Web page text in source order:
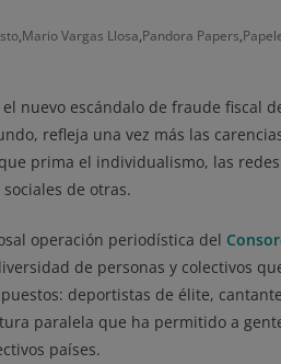
,Mario Vargas Llosa,Pandora Papers,
el nuevo escándalo de fraude fiscal
refleja una vez más las
prima el individualismo, las
de otras.
operación periodística del
de personas y colectivos
deportistas de élite,
paralela que ha permitido a
países.